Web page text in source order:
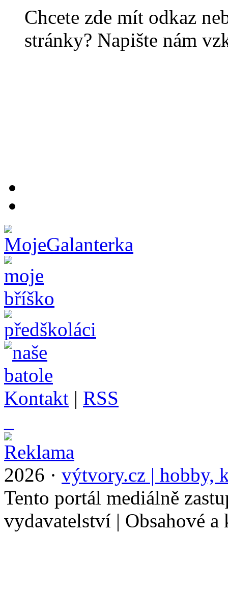
Chcete zde mít odkaz
stránky? Napište nám
Kontakt | RSS
2026 · výtvory.cz | hobby,
Tento portál mediálně
vydavatelství | Obsahové